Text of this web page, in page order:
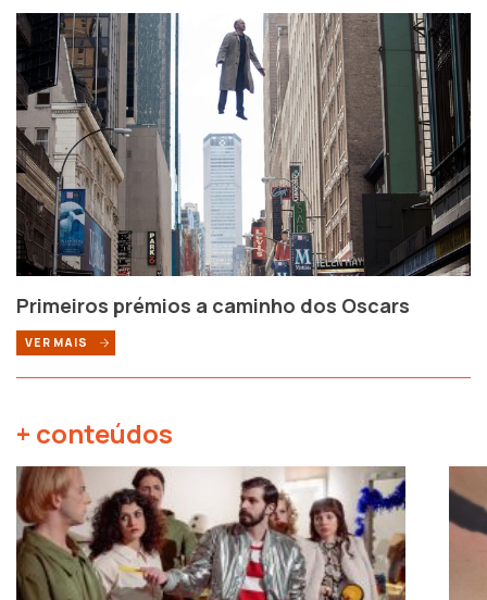
Primeiros prémios a caminho dos Oscars
VER MAIS
+ conteúdos